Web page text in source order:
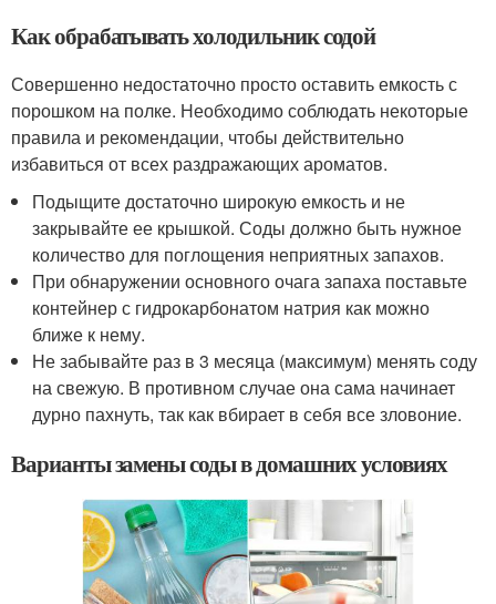
Как обрабатывать холодильник содой
Совершенно недостаточно просто оставить емкость с
порошком на полке. Необходимо соблюдать некоторые
правила и рекомендации, чтобы действительно
избавиться от всех раздражающих ароматов.
Подыщите достаточно широкую емкость и не
закрывайте ее крышкой. Соды должно быть нужное
количество для поглощения неприятных запахов.
При обнаружении основного очага запаха поставьте
контейнер с гидрокарбонатом натрия как можно
ближе к нему.
Не забывайте раз в 3 месяца (максимум) менять соду
на свежую. В противном случае она сама начинает
дурно пахнуть, так как вбирает в себя все зловоние.
Варианты замены соды в домашних условиях